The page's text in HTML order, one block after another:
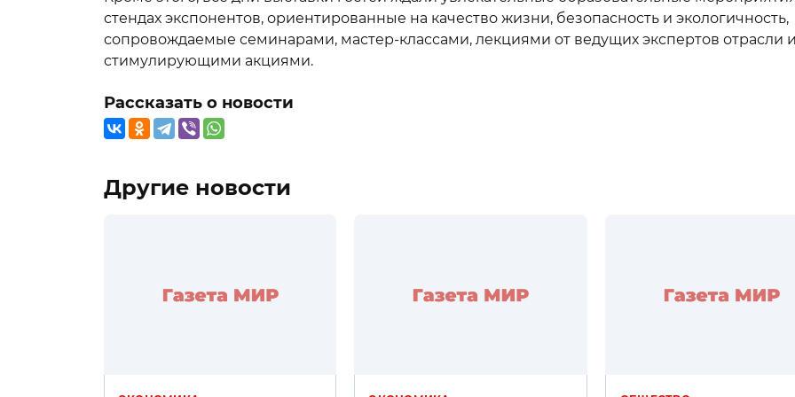
стендах экспонентов, ориентированные на качество жизни, безопасность и экологичность,
сопровождаемые семинарами, мастер-классами, лекциями от ведущих экспертов отрасли
стимулирующими акциями.
Рассказать о новости
Другие новости